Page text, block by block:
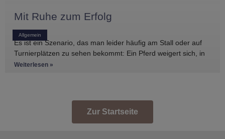
Allgemein
Mit Ruhe zum Erfolg
Es ist ein Szenario, das man leider häufig am Stall oder auf
Turnierplätzen zu sehen bekommt: Ein Pferd weigert sich, in
den Anhänger zu
Weiterlesen »
Zur Startseite